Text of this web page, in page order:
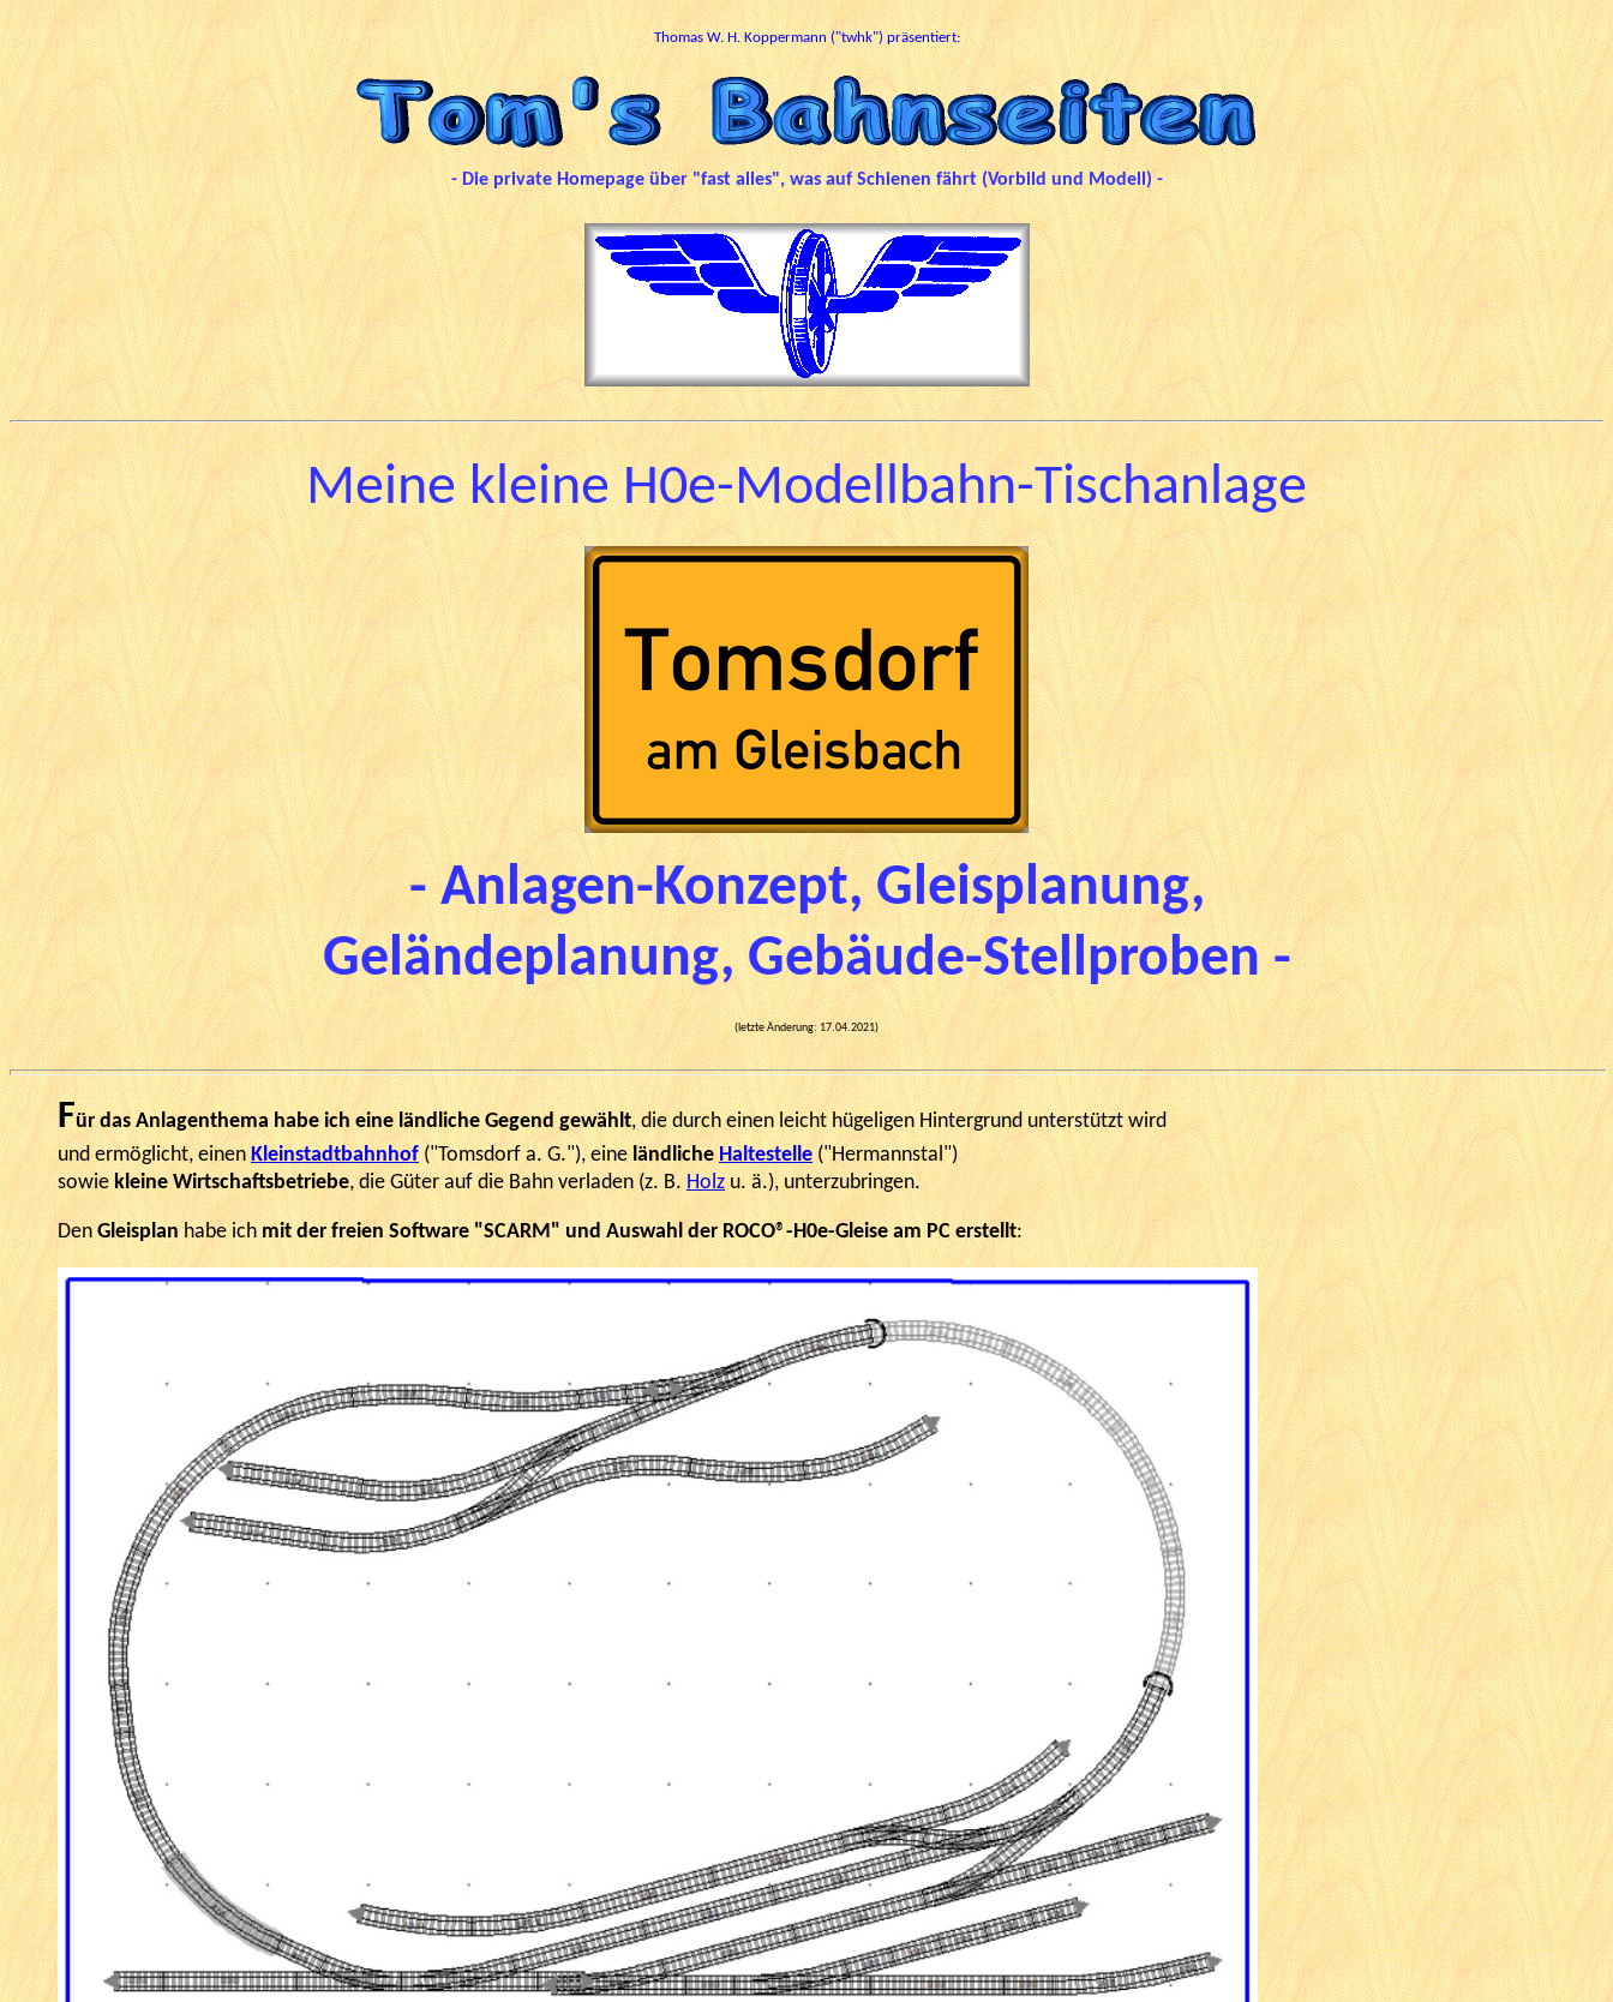
Thomas W. H. Koppermann ("twhk") präsentiert:
- Die private Homepage über "fast alles", was auf Schienen fährt (Vorbild und Modell) -
Meine kleine H0e-Modellbahn-Tischanlage
- Anlagen-Konzept, Gleisplanung,
Geländeplanung, Gebäude-Stellproben -
(letzte Änderung:17.04.2021)
Für das Anlagenthema habe ich eine ländliche Gegend gewählt, die durch einen leicht hügeligen Hintergrund unterstützt wird
und ermöglicht, einenKleinstadtbahnhof("Tomsdorf a. G."), eineländlicheHaltestelle("Hermannstal")
sowiekleine Wirtschaftsbetriebe, die Güter auf die Bahn verladen (z. B.Holzu. ä.), unterzubringen.
DenGleisplanhabe ichmit der freien Software "SCARM" und Auswahl der ROCO®-H0e-Gleise am PC erstellt: